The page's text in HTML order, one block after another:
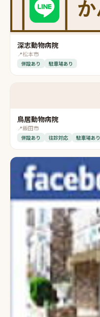
深志動物病院
📍松本市
併設あり 駐車場あり
鳥居動物病院
📍飯田市
併設あり 往診対応 駐車場あり